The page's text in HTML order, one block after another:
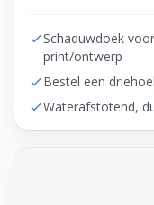
Schaduwdoek
print/ontwerp
Bestel een
Waterafstotend,